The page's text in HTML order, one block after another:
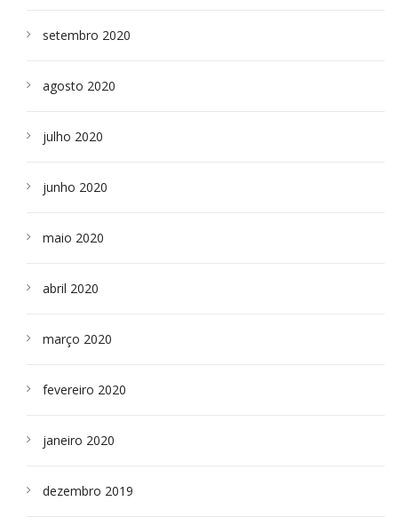
setembro 2020
agosto 2020
julho 2020
junho 2020
maio 2020
abril 2020
março 2020
fevereiro 2020
janeiro 2020
dezembro 2019